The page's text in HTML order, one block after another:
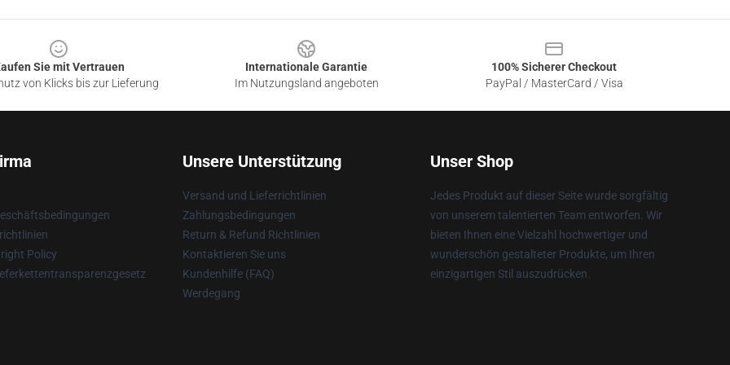
Sie mit Vertrauen
von Klicks bis zur Lieferung
Internationale Garantie
Im Nutzungsland angeboten
100% Sicherer Checkout
PayPal / MasterCard / Visa
Policy
Unsere Unterstützung
Versand und Lieferrichtlinien
Zahlungsbedingungen
Return & Refund Richtlinien
Kontaktieren Sie uns
Kundenhilfe (FAQ)
Werdegang
Unser Shop
Jedes Produkt auf dieser Seite wurde sorgfältig
von unserem talentierten Team entworfen. Wir
bieten Ihnen eine Vielzahl hochwertiger und
wunderschön gestalteter Produkte, um Ihren
einzigartigen Stil auszudrücken.